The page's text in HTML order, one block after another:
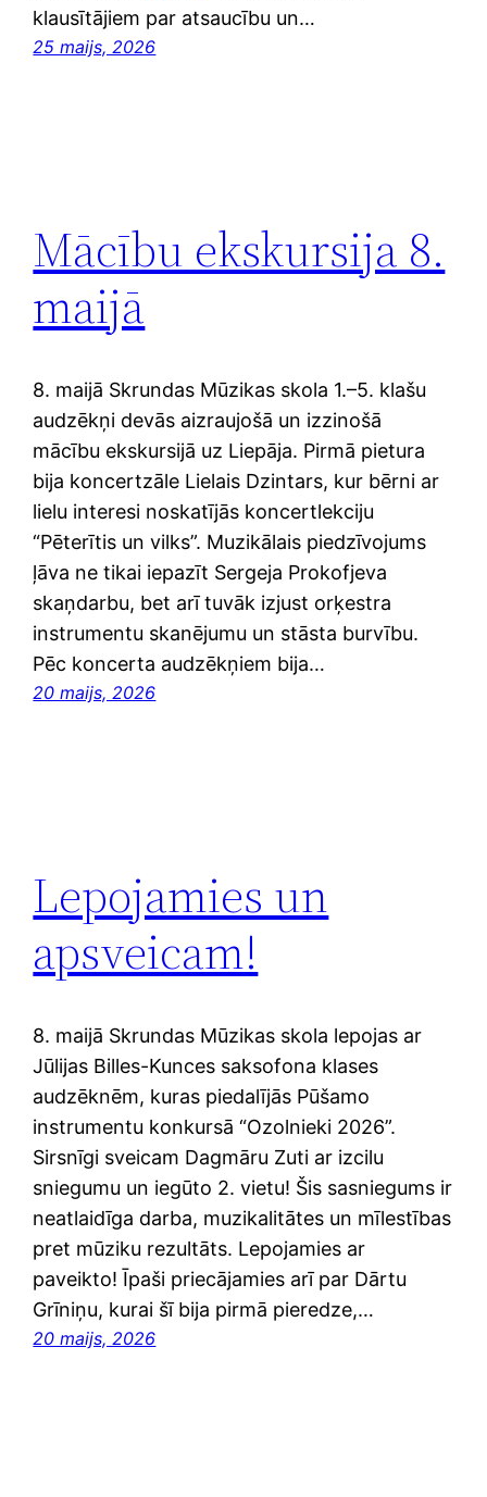
klausītājiem par atsaucību un…
25 maijs, 2026
Mācību ekskursija 8.
maijā
8. maijā Skrundas Mūzikas skola 1.–5. klašu
audzēkņi devās aizraujošā un izzinošā
mācību ekskursijā uz Liepāja. Pirmā pietura
bija koncertzāle Lielais Dzintars, kur bērni ar
lielu interesi noskatījās koncertlekciju
“Pēterītis un vilks”. Muzikālais piedzīvojums
ļāva ne tikai iepazīt Sergeja Prokofjeva
skaņdarbu, bet arī tuvāk izjust orķestra
instrumentu skanējumu un stāsta burvību.
Pēc koncerta audzēkņiem bija…
20 maijs, 2026
Lepojamies un
apsveicam!
8. maijā Skrundas Mūzikas skola lepojas ar
Jūlijas Billes-Kunces saksofona klases
audzēknēm, kuras piedalījās Pūšamo
instrumentu konkursā “Ozolnieki 2026”.
Sirsnīgi sveicam Dagmāru Zuti ar izcilu
sniegumu un iegūto 2. vietu! Šis sasniegums ir
neatlaidīga darba, muzikalitātes un mīlestības
pret mūziku rezultāts. Lepojamies ar
paveikto! Īpaši priecājamies arī par Dārtu
Grīniņu, kurai šī bija pirmā pieredze,…
20 maijs, 2026